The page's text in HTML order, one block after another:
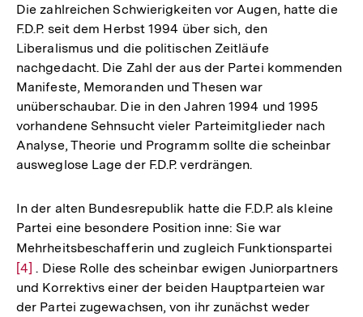
Die zahlreichen Schwierigkeiten vor Augen, hatte die
F.D.P. seit dem Herbst 1994 über sich, den
Liberalismus und die politischen Zeitläufe
nachgedacht. Die Zahl der aus der Partei kommenden
Manifeste, Memoranden und Thesen war
unüberschaubar. Die in den Jahren 1994 und 1995
vorhandene Sehnsucht vieler Parteimitglieder nach
Analyse, Theorie und Programm sollte die scheinbar
ausweglose Lage der F.D.P. verdrängen.
In der alten Bundesrepublik hatte die F.D.P. als kleine
Partei eine besondere Position inne: Sie war
Mehrheitsbeschafferin und zugleich Funktionspartei
[4] . Diese Rolle des scheinbar ewigen Juniorpartners
und Korrektivs einer der beiden Hauptparteien war
der Partei zugewachsen, von ihr zunächst weder